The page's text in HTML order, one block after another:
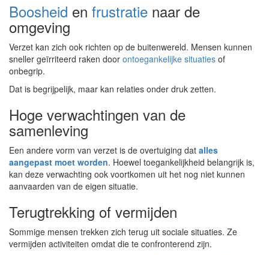
Boosheid en frustratie naar de
omgeving
Verzet kan zich ook richten op de buitenwereld. Mensen kunnen
sneller geïrriteerd raken door ontoegankelijke situaties of
onbegrip.
Dat is begrijpelijk, maar kan relaties onder druk zetten.
Hoge verwachtingen van de
samenleving
Een andere vorm van verzet is de overtuiging dat alles
aangepast moet worden. Hoewel toegankelijkheid belangrijk is,
kan deze verwachting ook voortkomen uit het nog niet kunnen
aanvaarden van de eigen situatie.
Terugtrekking of vermijden
Sommige mensen trekken zich terug uit sociale situaties. Ze
vermijden activiteiten omdat die te confronterend zijn.